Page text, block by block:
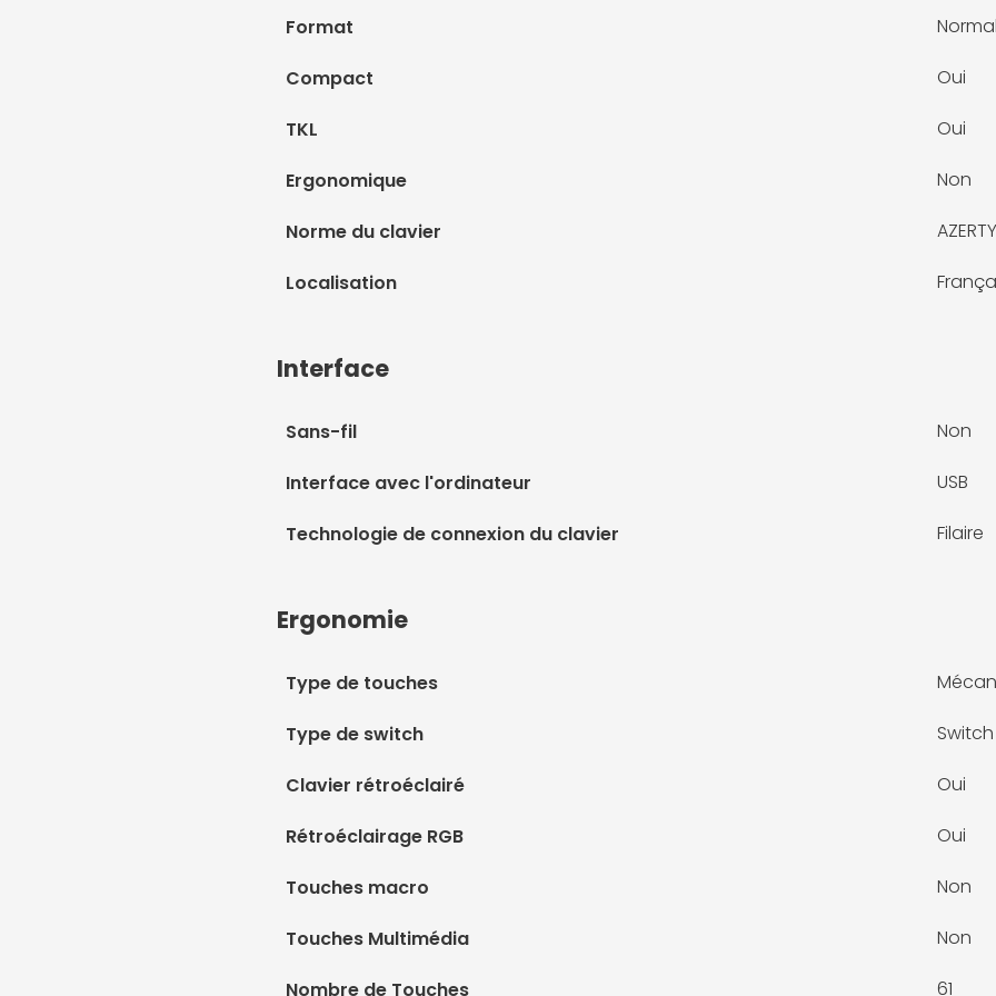
Format Normal
Compact Oui
TKL Oui
Ergonomique Non
Norme du clavier AZERTY
Localisation
Interface
Sans-fil Non
Interface avec l'ordinateur USB
Technologie de connexion du clavier Filaire
Ergonomie
Type de touches
Type de switch
Clavier rétroéclairé Oui
Rétroéclairage RGB Oui
Touches macro Non
Touches Multimédia Non
Nombre de Touches 61